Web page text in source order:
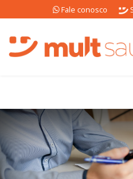
Fale conosco